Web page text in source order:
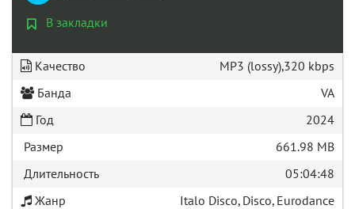
В закладки
Качество
MP3 (lossy),320 kbps
Банда
VA
Год
2024
Размер
661.98 MB
Длительность
05:04:48
Жанр
Italo Disco, Disco, Eurodance